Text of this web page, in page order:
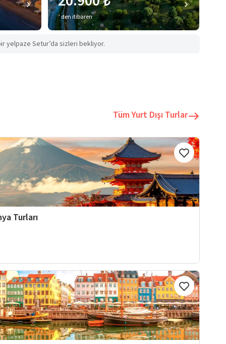
’ den itibaren
yelpaze Setur’da sizleri bekliyor.
Tüm Yurt Dışı Turlar
Turları